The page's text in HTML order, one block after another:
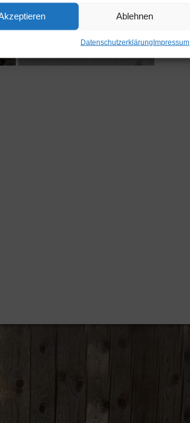
Ablehnen
DatenschutzerklärungImpressum